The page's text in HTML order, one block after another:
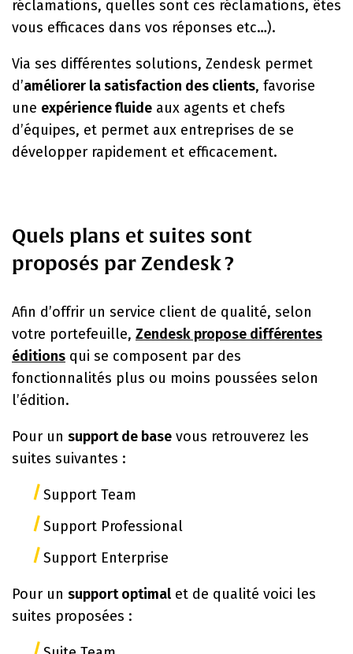
réclamations, quelles sont ces réclamations, êtes
vous efficaces dans vos réponses etc…).
Via ses différentes solutions, Zendesk permet
d’améliorer la satisfaction des clients, favorise
une expérience fluide aux agents et chefs
d’équipes, et permet aux entreprises de se
développer rapidement et efficacement.
Quels plans et suites sont
proposés par Zendesk ?
Afin d’offrir un service client de qualité, selon
votre portefeuille, Zendesk propose différentes
éditions qui se composent par des
fonctionnalités plus ou moins poussées selon
l’édition.
Pour un support de base vous retrouverez les
suites suivantes :
Support Team
Support Professional
Support Enterprise
Pour un support optimal et de qualité voici les
suites proposées :